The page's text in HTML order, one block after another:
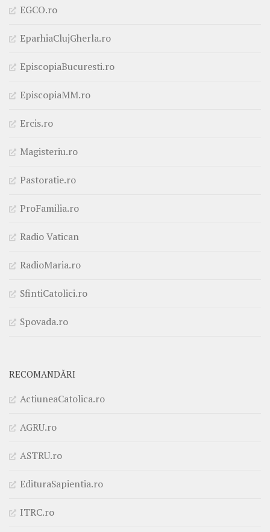
EGCO.ro
EparhiaClujGherla.ro
EpiscopiaBucuresti.ro
EpiscopiaMM.ro
Ercis.ro
Magisteriu.ro
Pastoratie.ro
ProFamilia.ro
Radio Vatican
RadioMaria.ro
SfintiCatolici.ro
Spovada.ro
RECOMANDĂRI
ActiuneaCatolica.ro
AGRU.ro
ASTRU.ro
EdituraSapientia.ro
ITRC.ro